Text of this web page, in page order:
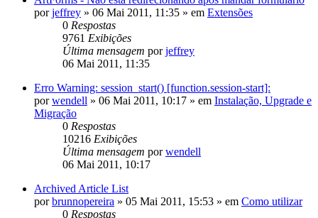
porjeffrey » 06 Mai 2011, 11:35 » em Extensões
0 Respostas
9761 Exibições
Última mensagem porjeffrey
06 Mai 2011, 11:35
Erro Warning: session_start() [function.session-start]:
porwendell » 06 Mai 2011, 10:17 » em Instalação, Upgrade e
Migração
0 Respostas
10216 Exibições
Última mensagem porwendell
06 Mai 2011, 10:17
Archived Article List
porbrunnopereira » 05 Mai 2011, 15:53 » em Como utilizar
0 Respostas